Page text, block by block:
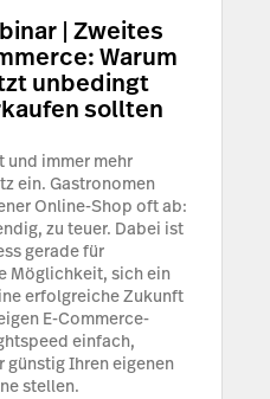
| Zweites
Warum
unbedingt
sollten
immer mehr
ein. Gastronomen
Online-Shop oft ab:
zu teuer. Dabei ist
gerade für
Möglichkeit, sich ein
erfolgreiche Zukunft
E-Commerce-
einfach,
günstig Ihren eigenen
stellen.